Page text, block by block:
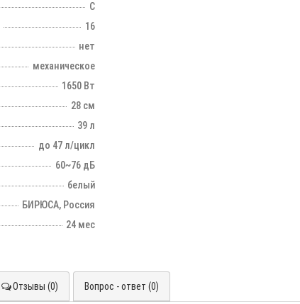
C
16
нет
механическое
1650 Вт
28 см
39 л
до 47 л/цикл
60~76 дБ
белый
БИРЮСА, Россия
24 мес
Отзывы (0) Вопрос - ответ (0)